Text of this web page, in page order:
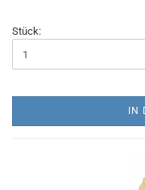
Stück:
IN